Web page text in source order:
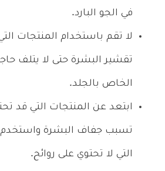
في الجو البارد.
لا تقم باستخدام المنتجات
تقشير البشرة حتى لا يتلف
الخاص بالجلد.
ابتعد عن المنتجات التي قد
تسبب جفاف البشرة واستخدم
التي لا تحتوي على روائح.